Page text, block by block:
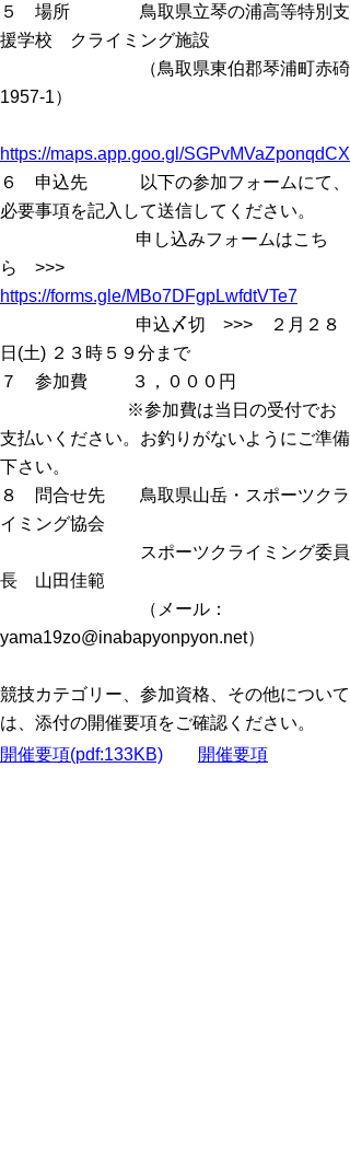
５ 場所 鳥取県立琴の浦高等特別支
援学校 クライミング施設
（鳥取県東伯郡琴浦町赤碕
1957-1）
https://maps.app.goo.gl/
６ 申込先 以下の参加フォームにて、
必要事項を記入して送信してください。
申し込みフォームはこち
ら >>>
https://forms.gle/MBo7DFgpLwfdtVTe7
申込〆切 >>> ２月２８
日(土) ２３時５９分まで
７ 参加費 ３，０００円
※参加費は当日の受付でお
支払いください。お釣りがないようにご準備
下さい。
８ 問合せ先 鳥取県山岳・スポーツクラ
イミング協会
スポーツクライミング委員
長 山田佳範
（メール：
yama19zo@inabapyonpyon.net）
競技カテゴリー、参加資格、その他について
は、添付の開催要項をご確認ください。
開催要項(pdf:133KB)
開催要項